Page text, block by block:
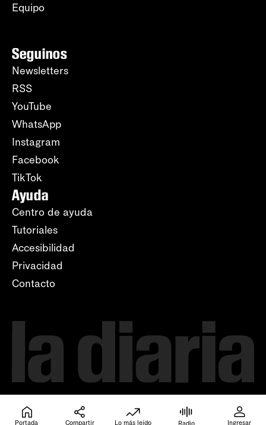
Equipo
Seguinos
Newsletters
RSS
YouTube
WhatsApp
Instagram
Facebook
TikTok
Ayuda
Centro de ayuda
Tutoriales
Accesibilidad
Privacidad
Contacto
Portada Compartir Lo más leído Radio Ingresar